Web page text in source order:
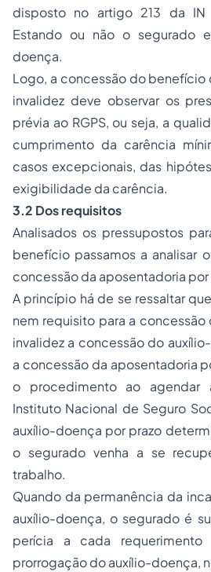
disposto no artigo 213 da IN
Estando ou não o segurado
doença.
Logo, a concessão do
invalidez deve observar os
prévia ao RGPS, ou seja, a
cumprimento da carência
casos excepcionais, das
exigibilidade da carência.
3.2 Dos requisitos
Analisados os pressupostos
benefício passamos a analisar
concessão da aposentadoria por
A princípio há de se ressaltar
nem requisito para a
invalidez a concessão do
a concessão da aposentadoria
o procedimento ao
Instituto Nacional de Seguro
auxílio-doença por prazo
o segurado venha a se
trabalho.
Quando da permanência da
auxílio-doença, o segurado é
perícia a cada
prorrogação do auxílio-doença,